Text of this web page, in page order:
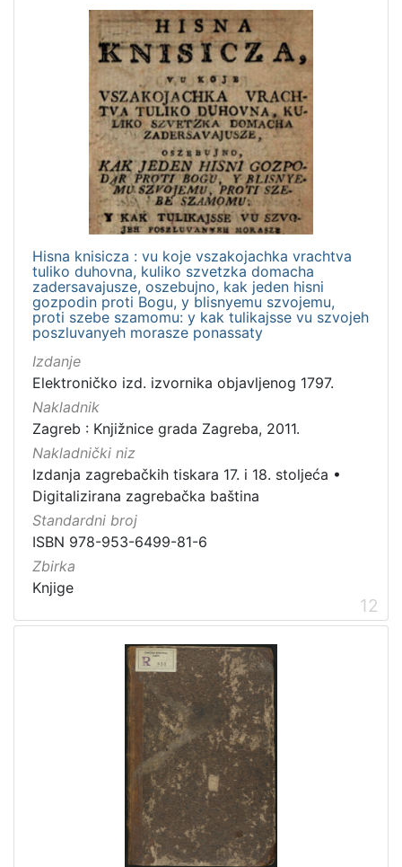
Hisna knisicza : vu koje vszakojachka vrachtva
tuliko duhovna, kuliko szvetzka domacha
zadersavajusze, oszebujno, kak jeden hisni
gozpodin proti Bogu, y blisnyemu szvojemu,
proti szebe szamomu: y kak tulikajsse vu szvojeh
poszluvanyeh morasze ponassaty
Izdanje
Elektroničko izd. izvornika objavljenog 1797.
Nakladnik
Zagreb : Knjižnice grada Zagreba, 2011.
Nakladnički niz
Izdanja zagrebačkih tiskara 17. i 18. stoljeća •
Digitalizirana zagrebačka baština
Standardni broj
ISBN 978-953-6499-81-6
Zbirka
Knjige
12